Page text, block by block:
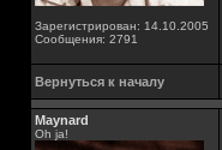
Зарегистрирован: 14.10.2005
Сообщения: 2791
Вернуться к началу
Maynard
Oh ja!